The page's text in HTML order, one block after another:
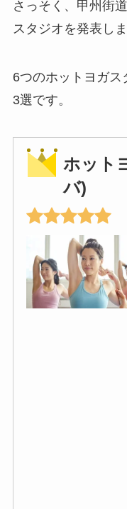
さっそく、甲州街
スタジオを発表し
6つのホットヨガ
3選です。
ホット
バ)